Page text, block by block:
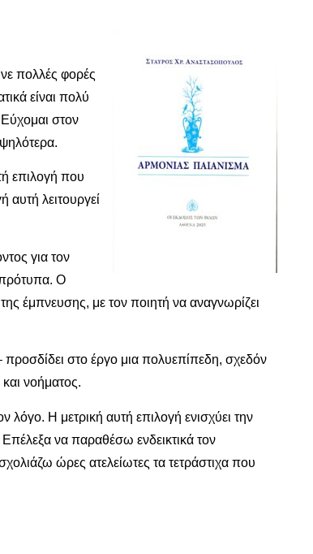
πολλές φορές
είναι πολύ
στον
επιλογή που
λειτουργεί
για τον
πρότυπα. Ο
έμπνευσης, με τον ποιητή να αναγνωρίζει
στο έργο μια πολυεπίπεδη, σχεδόν
νοήματος.
Η μετρική αυτή επιλογή ενισχύει την
να παραθέσω ενδεικτικά τον
ώρες ατελείωτες τα τετράστιχα που